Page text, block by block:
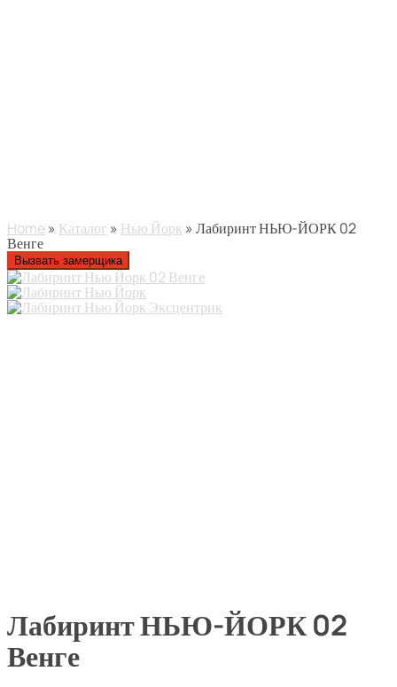
Home» Каталог » Нью Йорк » Лабиринт НЬЮ-ЙОРК 02
Венге
Вызвать замерщика
Лабиринт НЬЮ-ЙОРК 02
Венге